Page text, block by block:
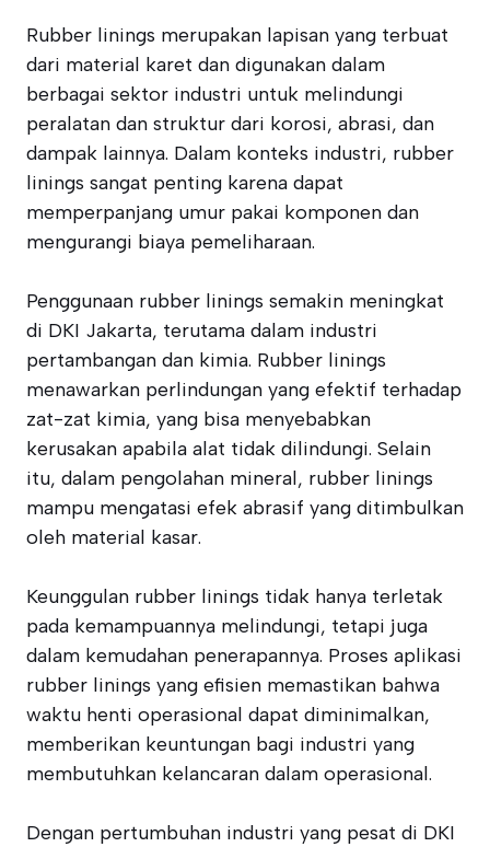
Rubber linings merupakan lapisan yang terbuat
dari material karet dan digunakan dalam
berbagai sektor industri untuk melindungi
peralatan dan struktur dari korosi, abrasi, dan
dampak lainnya. Dalam konteks industri, rubber
linings sangat penting karena dapat
memperpanjang umur pakai komponen dan
mengurangi biaya pemeliharaan.
Penggunaan rubber linings semakin meningkat
di DKI Jakarta, terutama dalam industri
pertambangan dan kimia. Rubber linings
menawarkan perlindungan yang efektif terhadap
zat-zat kimia, yang bisa menyebabkan
kerusakan apabila alat tidak dilindungi. Selain
itu, dalam pengolahan mineral, rubber linings
mampu mengatasi efek abrasif yang ditimbulkan
oleh material kasar.
Keunggulan rubber linings tidak hanya terletak
pada kemampuannya melindungi, tetapi juga
dalam kemudahan penerapannya. Proses aplikasi
rubber linings yang efisien memastikan bahwa
waktu henti operasional dapat diminimalkan,
memberikan keuntungan bagi industri yang
membutuhkan kelancaran dalam operasional.
Dengan pertumbuhan industri yang pesat di DKI